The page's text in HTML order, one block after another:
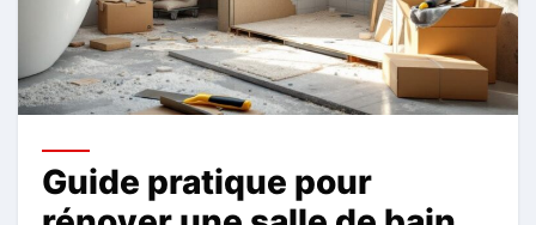
Guide pratique pour